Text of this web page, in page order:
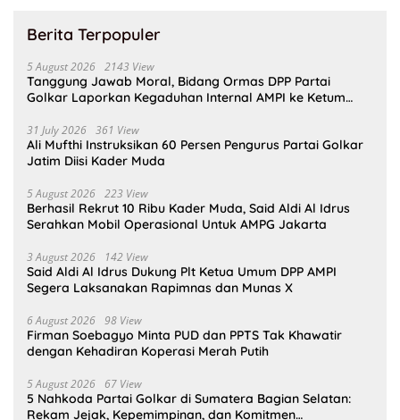
Berita Terpopuler
5 August 2026 2143 View
Tanggung Jawab Moral, Bidang Ormas DPP Partai
Golkar Laporkan Kegaduhan Internal AMPI ke Ketum
31 July 2026 361 View
Ali Mufthi Instruksikan 60 Persen Pengurus Partai Golkar
Jatim Diisi Kader Muda
5 August 2026 223 View
Berhasil Rekrut 10 Ribu Kader Muda, Said Aldi Al Idrus
Serahkan Mobil Operasional Untuk AMPG Jakarta
3 August 2026 142 View
Said Aldi Al Idrus Dukung Plt Ketua Umum DPP AMPI
Segera Laksanakan Rapimnas dan Munas X
6 August 2026 98 View
Firman Soebagyo Minta PUD dan PPTS Tak Khawatir
dengan Kehadiran Koperasi Merah Putih
5 August 2026 67 View
5 Nahkoda Partai Golkar di Sumatera Bagian Selatan:
Rekam Jejak, Kepemimpinan, dan Komitmen